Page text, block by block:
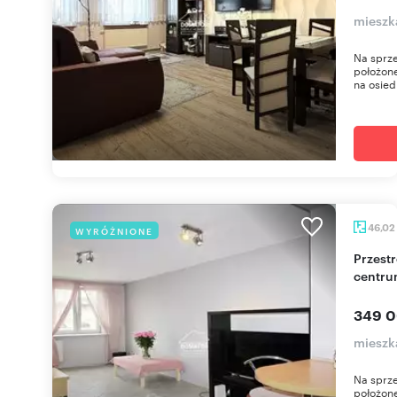
Na
na
WYRÓŻNIONE 46,02
Przestronne 46 m² z balkonem, parking, blisko
349
Na